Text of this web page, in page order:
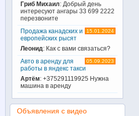
Гриб Михаил: Добрый день
интересуют ангары 33 699 2222
перезвоните
15.01.2024
Продажа канадских и
европейских рысят
Леонид: Как с вами связаться?
05.09.2023
Авто в аренду для
работы в яндекс такси
Артём: +375291119925 Нужна
машина в аренду
Объявления с видео